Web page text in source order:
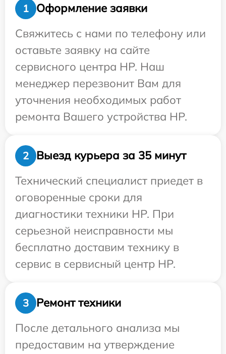
1
Оформление заявки
Свяжитесь с нами по телефону или
оставьте заявку на сайте
сервисного центра HP. Наш
менеджер перезвонит Вам для
уточнения необходимых работ
ремонта Вашего устройства HP.
2
Выезд курьера за 35 минут
Технический специалист приедет в
оговоренные сроки для
диагностики техники HP. При
серьезной неисправности мы
бесплатно доставим технику в
сервис в сервисный центр HP.
3
Ремонт техники
После детального анализа мы
предоставим на утверждение